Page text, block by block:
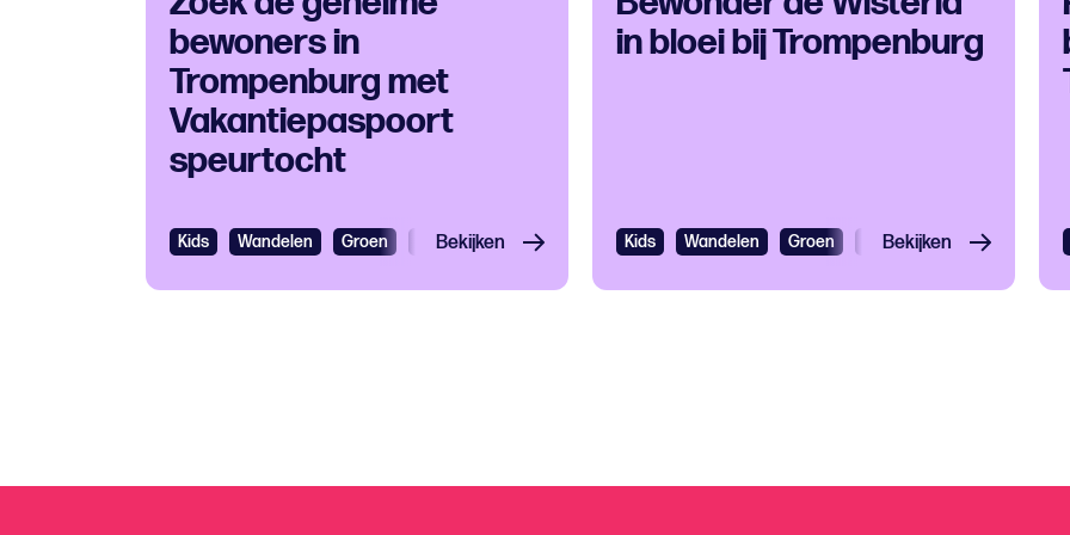
bewoners in
Trompenburg met
Vakantiepaspoort
speurtocht
Kids Wandelen Groen Kids Rondleiding
Bekijken
in bloei bij Trompenburg
Kids Wandelen Groen Lente Evenementen
Bekijken